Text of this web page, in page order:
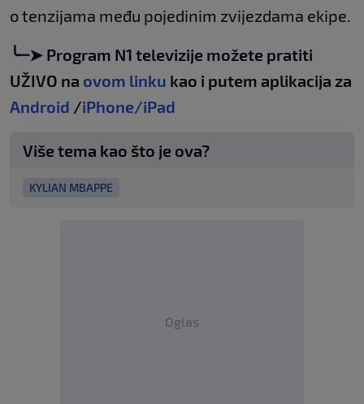
o tenzijama među pojedinim zvijezdama ekipe.
╰┈➤ Program N1 televizije možete pratiti
UŽIVO na ovom linku kao i putem aplikacija za
Android /iPhone/iPad
Više tema kao što je ova?
KYLIAN MBAPPE
Oglas